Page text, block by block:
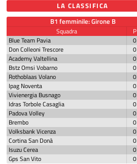
LA CLASSIFICA
B1 femminile: Girone B
Squadra P
Blue Team Pavia
0
Don Colleoni Trescore
0
Academy Valtellina
0
Bstz Omsi Vobarno
0
Rothoblaas Volano
0
Ipag Noventa
0
Vivienergia Busnago
0
Idras Torbole Casaglia
0
Padova Volley
0
Brembo
0
Volksbank Vicenza
0
Cortina San Donà
0
Isuzu Cerea
0
Gps San Vito
0